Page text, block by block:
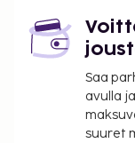
Saa
avulla
suuret